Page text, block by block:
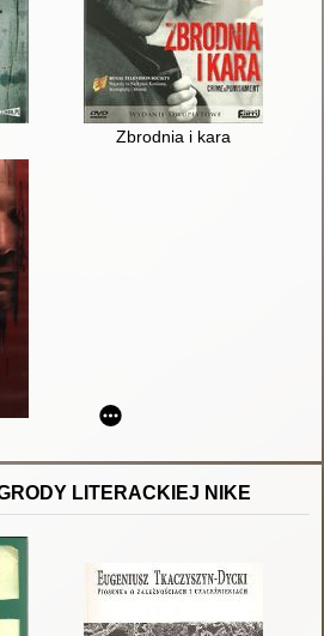
Zbrodnia i kara
LITERACKIEJ NIKE